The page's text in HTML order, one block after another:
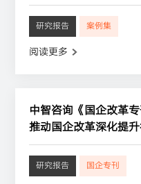
研究报告 案例集
阅读更多
中智咨询《国企改革
推动国企改革深化提
研究报告 国企专刊